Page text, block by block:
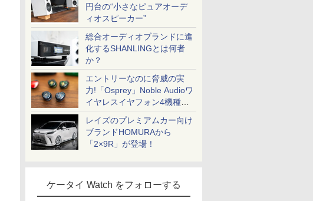
円台の“小さなピュアオーデ
ィオスピーカー”
総合オーディオブランドに進
化するSHANLINGとは何者
か？
エントリーなのに脅威の実
力!「Osprey」Noble Audioワ
イヤレスイヤフォン4機種を
一気に聴く
レイズのプレミアムカー向け
ブランドHOMURAから
「2×9R」が登場！
ケータイ Watch をフォローする